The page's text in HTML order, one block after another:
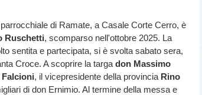
di Ramate, a Casale Corte Cerro, è
Ruschetti, scomparso nell'ottobre 2025. La
sentita e partecipata, si è svolta sabato sera,
Croce. A scoprire la targa don Massimo
, il vicepresidente della provincia Rino
di don Ernimio. Al termine della messa e